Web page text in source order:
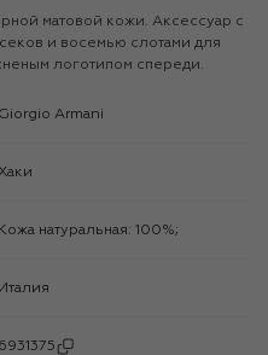
матовой кожи. Аксессуар с
и восемью слотами для
логотипом спереди.
Giorgio Armani
Хаки
Кожа натуральная: 100%;
Италия
6931375